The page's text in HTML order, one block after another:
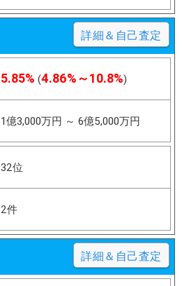
詳細＆自己査定
5.85% (4.86%～10.8%)
1億3,000万円 ～ 6億5,000万円
32位
2件
詳細＆自己査定